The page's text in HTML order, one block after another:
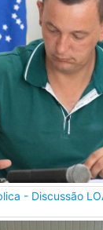
- Discussão